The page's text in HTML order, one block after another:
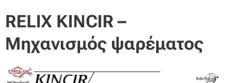
RELIX KINCIR –
Μηχανισμός ψαρέματος